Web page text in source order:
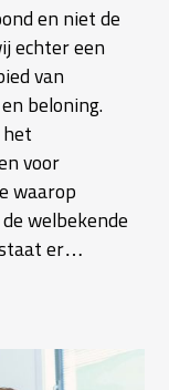
en niet de
echter een
van
beloning.
voor
waarop
welbekende
er…